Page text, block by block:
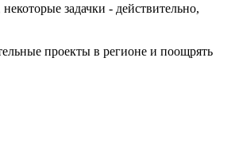
задачки - действительно,
проекты в регионе и поощрять